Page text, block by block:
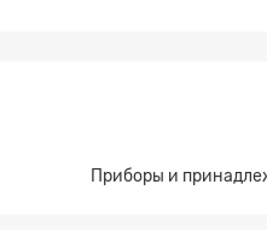
Приборы и